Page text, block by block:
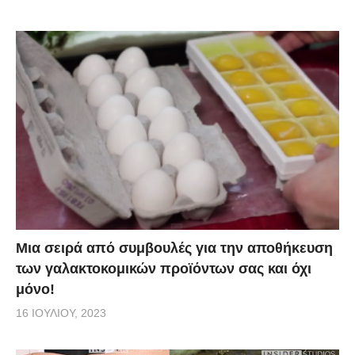
Mια σειρά από συμβουλές για την αποθήκευση
των γαλακτοκομικών προϊόντων σας και όχι
μόνο!
16 ΙΟΥΛΊΟΥ, 2023